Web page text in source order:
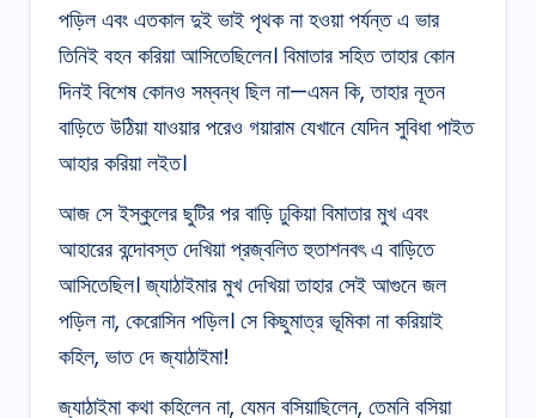
পড়িল এবং এতকাল দুই ভাই পৃথক না হওয়া পর্যন্ত এ ভার
তিনিই বহন করিয়া আসিতেছিলেন। বিমাতার সহিত তাহার কোন
দিনই বিশেষ কোনও সম্বন্ধ ছিল না—এমন কি, তাহার নূতন
বাড়িতে উঠিয়া যাওয়ার পরেও গয়ারাম যেখানে যেদিন সুবিধা পাইত
আহার করিয়া লইত।
আজ সে ইস্কুলের ছুটির পর বাড়ি ঢুকিয়া বিমাতার মুখ এবং
আহারের বন্দোবস্ত দেখিয়া প্রজ্বলিত হুতাশনবৎ এ বাড়িতে
আসিতেছিল। জ্যাঠাইমার মুখ দেখিয়া তাহার সেই আগুনে জল
পড়িল না, কেরোসিন পড়িল। সে কিছুমাত্র ভূমিকা না করিয়াই
কহিল, ভাত দে জ্যাঠাইমা!
জ্যাঠাইমা কথা কহিলেন না, যেমন বসিয়াছিলেন, তেমনি বসিয়া